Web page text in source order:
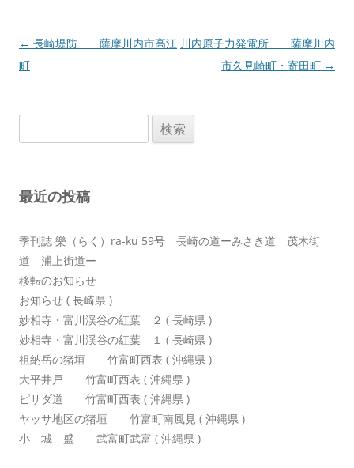
投
稿
ョ
← 長崎堤防 薩摩川内市高江
町
川内原子力発電所 薩摩川内
市久見崎町・寄田町 →
索:
最近の投稿
季刊誌 樂（らく）ra-ku 59号 長崎の道ーみさき道 茂木街
道 浦上街道ー
移転のお知らせ
お知らせ ( 長崎県 )
妙相寺・富川渓谷の紅葉 ２ ( 長崎県 )
妙相寺・富川渓谷の紅葉 １ ( 長崎県 )
祖納岳の猪垣 竹富町西表 ( 沖縄県 )
大平井戸 竹富町西表 ( 沖縄県 )
ピサダ道 竹富町西表 ( 沖縄県 )
ヤッサ地区の猪垣 竹富町南風見 ( 沖縄県 )
小 城 盛 武富町武富 ( 沖縄県 )